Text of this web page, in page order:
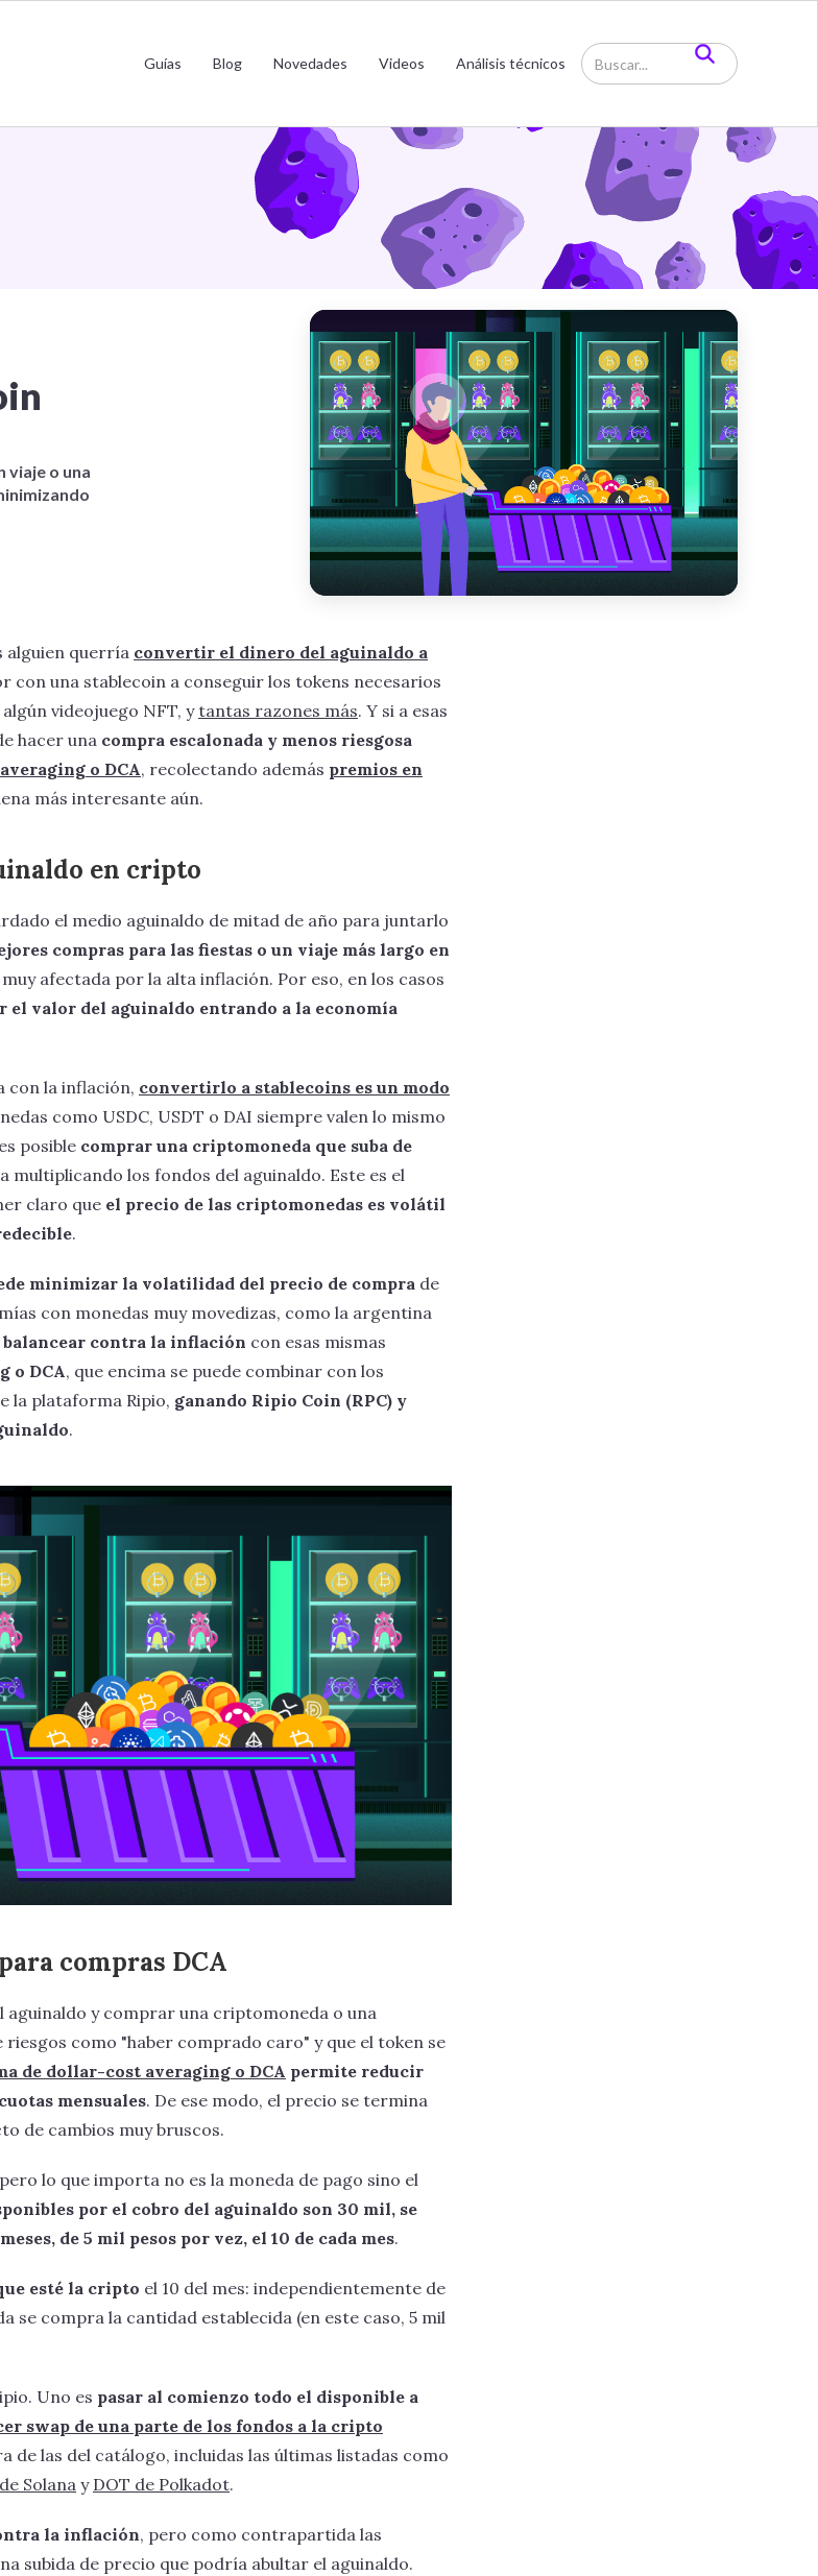
Ripio CoinGuías Blog Novedades Videos Análisis técnicos
viaje o una
alguien querría convertir el dinero del aguinaldo a
con una stablecoin a conseguir los tokens necesarios
videojuego NFT, ytantas razones más. Y si a esas
hacer una compra escalonada y menos riesgosa
o DCA, recolectando además premios en
más interesante aún.
en cripto
el medio aguinaldo de mitad de año para juntarlo
compras para las fiestas o un viaje más largo en
afectada por la alta inflación. Por eso, en los casos
el valor del aguinaldo entrando a la economía
con la inflación, convertirlo a stablecoins es un modo
como USDC, USDT o DAI siempre valen lo mismo
posible comprar una criptomoneda que suba de
multiplicando los fondos del aguinaldo. Este es el
claro que el precio de las criptomonedas es volátil
.
minimizar la volatilidad del precio de compra de
con monedas muy movedizas, como la argentina
balancear contra la inflación con esas mismas
o DCA, que encima se puede combinar con los
la plataforma Ripio, ganando Ripio Coin (RPC) y
.
compras DCA
y comprar una criptomoneda o una
como "haber comprado caro" y que el token se
de dollar-cost averaging o DCA permite reducir
mensuales. De ese modo, el precio se termina
de cambios muy bruscos.
lo que importa no es la moneda de pago sino el
por el cobro del aguinaldo son 30 mil, se
de 5 mil pesos por vez, el 10 de cada mes.
esté la cripto el 10 del mes: independientemente de
se compra la cantidad establecida (en este caso, 5 mil
Uno es pasar al comienzo todo el disponible a
swap de una parte de los fondos a la cripto
de las del catálogo, incluidas las últimas listadas como
Solanay DOT de Polkadot.
la inflación, pero como contrapartida las
subida de precio que podría abultar el aguinaldo.